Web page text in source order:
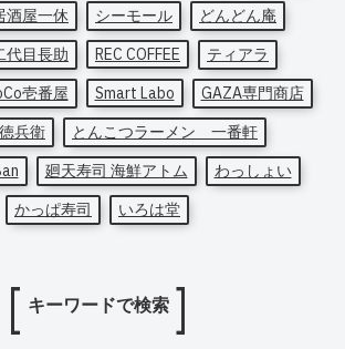
酒屋一休 シーモール
どんどん庵
代目長助
REC COFFEE
ティアラ
壱番屋
Smart Labo
GAZA専門商店
兵衛
とんこつラーメン 一番軒
廻天寿司 海鮮アトム
わっしょい
かっぱ寿司
いろは堂
キーワードで検索